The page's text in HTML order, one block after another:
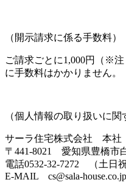
（開示請求に係る手数料）
ご請求ごとに1,000円（※
に手数料はかかりません。
（個人情報の取り扱いに関
サーラ住宅株式会社 本
〒441-8021 愛知県豊橋市
電話0532-32-7272 （土日
E-MAIL cs@sala-house.co.jp